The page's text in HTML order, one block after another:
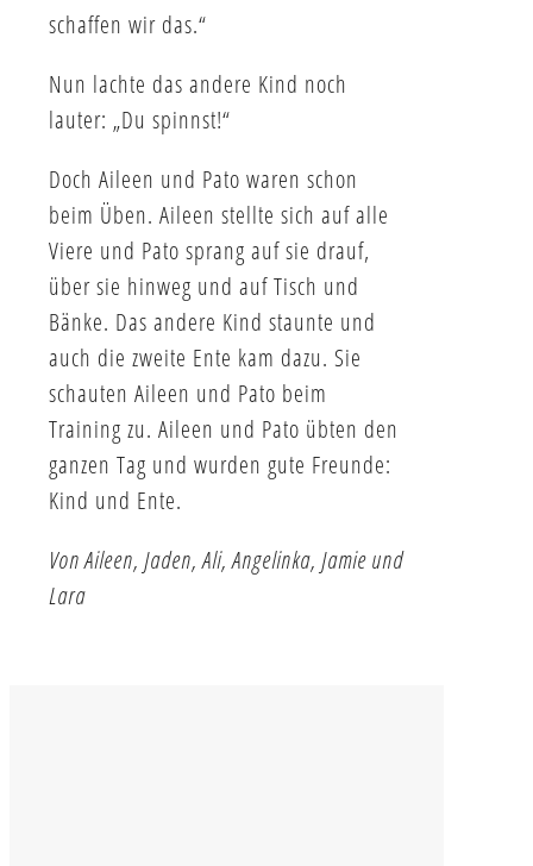
schaffen wir das.“
Nun lachte das andere Kind noch
lauter: „Du spinnst!“
Doch Aileen und Pato waren schon
beim Üben. Aileen stellte sich auf alle
Viere und Pato sprang auf sie drauf,
über sie hinweg und auf Tisch und
Bänke. Das andere Kind staunte und
auch die zweite Ente kam dazu. Sie
schauten Aileen und Pato beim
Training zu. Aileen und Pato übten den
ganzen Tag und wurden gute Freunde:
Kind und Ente.
Von Aileen, Jaden, Ali, Angelinka, Jamie und
Lara